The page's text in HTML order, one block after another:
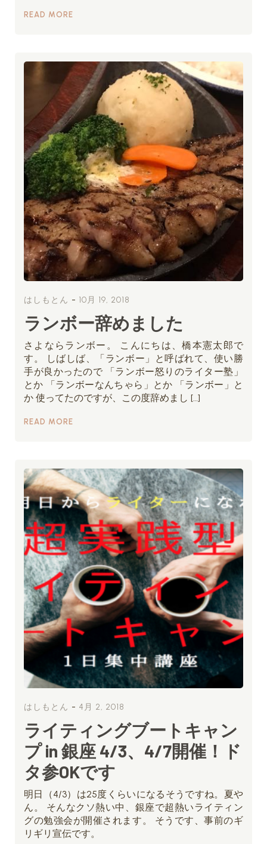
READ MORE
はしもとん - 10月 19, 2018
ランボー辞めました
さよならランボー。 こんにちは、橋本憲太郎で
す。 しばしば、「ランボー」と呼ばれて、使い勝
手が良かったので 「ランボー怒りのライター塾」
とか 「ランボーなんちゃら」とか 「ランボー」と
か 使ってたのですが、この度辞めまし […]
READ MORE
はしもとん - 4月 2, 2018
ライティングブートキャン
プ in 銀座 4/3、4/7開催！ド
タ参OKです
明日（4/3）は25度くらいになるそうですね。夏や
ん。 そんなクソ熱い中、銀座で超熱いライティン
グの勉強会が開催されます。 そうです、事前のギ
リギリ宣伝です。